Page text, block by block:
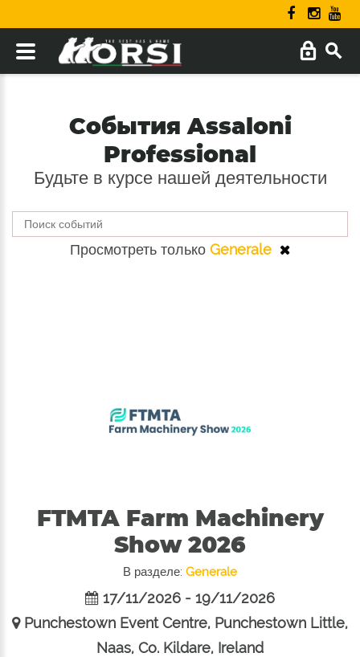
События Assaloni
Professional
Будьте в курсе нашей деятельности
Просмотреть только Generale
FTMTA Farm Machinery
Show 2026
В разделе: Generale
17/11/2026 - 19/11/2026
Punchestown Event Centre, Punchestown Little,
Naas, Co. Kildare, Ireland